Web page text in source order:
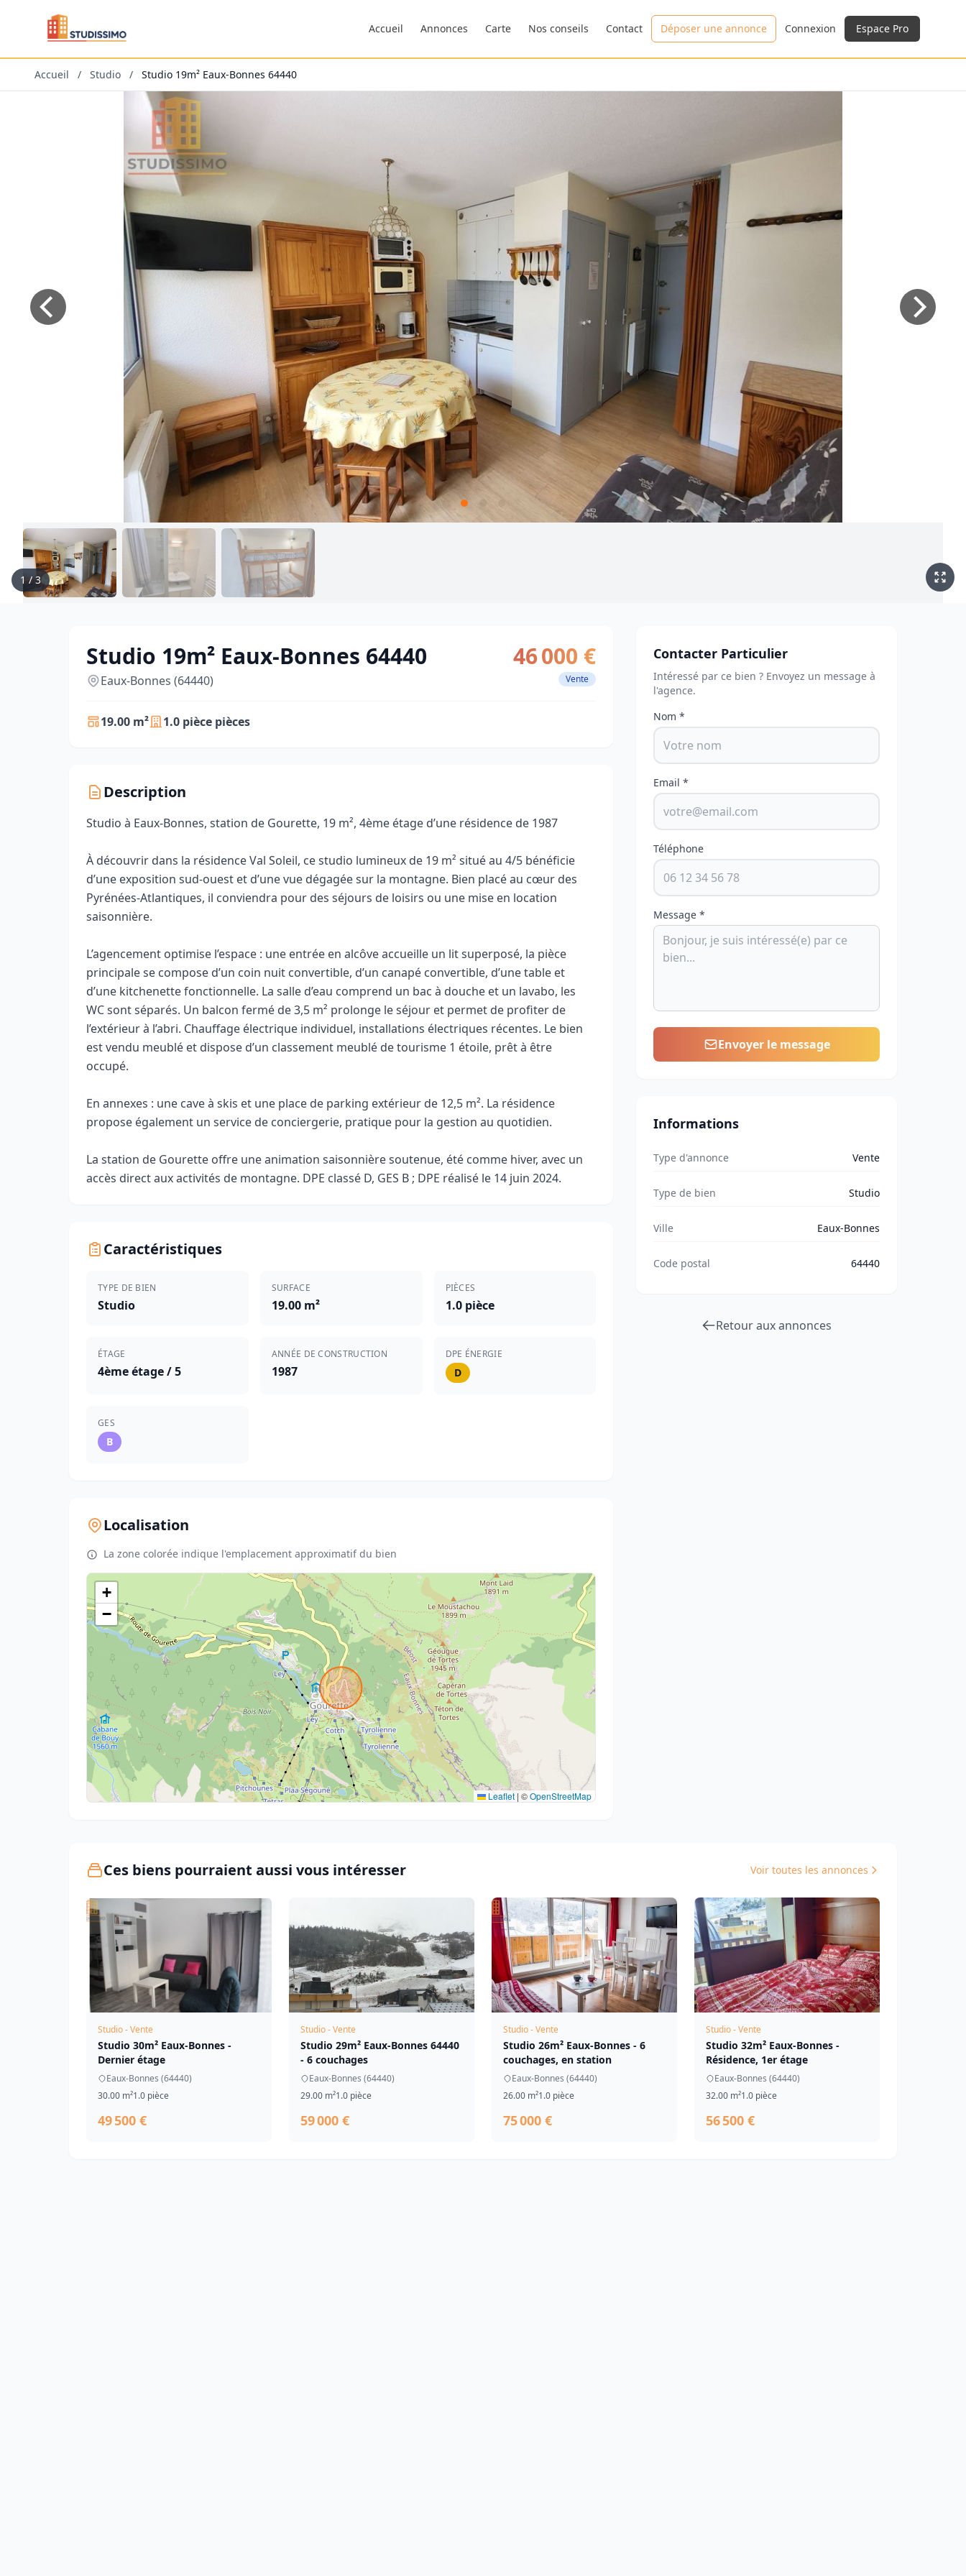
Accueil Annonces Carte Nos conseils Contact Déposer une annonce Connexion Espace Pro
Accueil / Studio / Studio 19m² Eaux-Bonnes 64440
1/3
Studio 19m² Eaux-Bonnes 64440
Eaux-Bonnes (64440)
46 000 €
Vente
19.00 m² 1.0 pièce pièces
Description
Studio à Eaux-Bonnes, station de Gourette, 19 m², 4ème étage d’une résidence de 1987
À découvrir dans la résidence Val Soleil, ce studio lumineux de 19 m² situé au 4/5 bénéficie
d’une exposition sud‑ouest et d’une vue dégagée sur la montagne. Bien placé au cœur des
Pyrénées‑Atlantiques, il conviendra pour des séjours de loisirs ou une mise en location
saisonnière.
L’agencement optimise l’espace : une entrée en alcôve accueille un lit superposé, la pièce
principale se compose d’un coin nuit convertible, d’un canapé convertible, d’une table et
d’une kitchenette fonctionnelle. La salle d’eau comprend un bac à douche et un lavabo, les
WC sont séparés. Un balcon fermé de 3,5 m² prolonge le séjour et permet de profiter de
l’extérieur à l’abri. Chauffage électrique individuel, installations électriques récentes. Le bien
est vendu meublé et dispose d’un classement meublé de tourisme 1 étoile, prêt à être
occupé.
En annexes : une cave à skis et une place de parking extérieur de 12,5 m². La résidence
propose également un service de conciergerie, pratique pour la gestion au quotidien.
La station de Gourette offre une animation saisonnière soutenue, été comme hiver, avec un
accès direct aux activités de montagne. DPE classé D, GES B ; DPE réalisé le 14 juin 2024.
Caractéristiques
TYPE DE BIEN
Studio
SURFACE
19.00 m²
PIÈCES
1.0 pièce
ÉTAGE
4ème étage / 5
ANNÉE DE CONSTRUCTION
1987
DPE ÉNERGIE
D
GES
B
Localisation
La zone colorée indique l'emplacement approximatif du bien
+
−
Leaflet | ©OpenStreetMap
Contacter Particulier
Intéressé par ce bien ? Envoyez un message à
l'agence.
Nom *
Email *
Téléphone
Message *
Envoyer le message
Informations
Type d'annonce Vente
Type de bien Studio
Ville Eaux-Bonnes
Code postal 64440
Retour aux annonces
Ces biens pourraient aussi vous intéresser Voir toutes les annonces
Studio - Vente
Studio 30m² Eaux-Bonnes -
Dernier étage
Eaux-Bonnes (64440)
30.00 m²1.0 pièce
49 500 €
Studio - Vente
Studio 29m² Eaux-Bonnes 64440
- 6 couchages
Eaux-Bonnes (64440)
29.00 m²1.0 pièce
59 000 €
Studio - Vente
Studio 26m² Eaux-Bonnes - 6
couchages, en station
Eaux-Bonnes (64440)
26.00 m²1.0 pièce
75 000 €
Studio - Vente
Studio 32m² Eaux-Bonnes -
Résidence, 1er étage
Eaux-Bonnes (64440)
32.00 m²1.0 pièce
56 500 €